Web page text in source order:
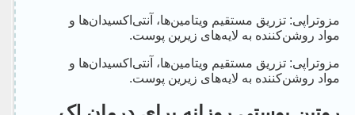
مزوتراپی: تزریق مستقیم ویتامین‌ها، آنتی‌اکسیدان‌ها و
مواد روشن‌کننده به لایه‌های زیرین پوست.
مزوتراپی: تزریق مستقیم ویتامین‌ها، آنتی‌اکسیدان‌ها و
مواد روشن‌کننده به لایه‌های زیرین پوست.